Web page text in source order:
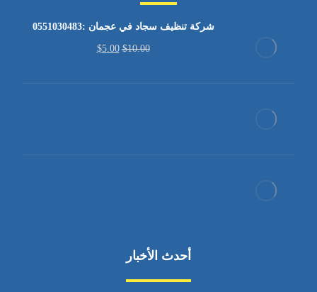
شركة تنظيف سجاد في عجمان :0551030483
$10.00
$5.00
أحدث الأخبار